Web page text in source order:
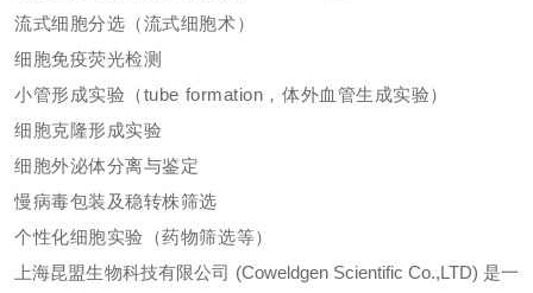
流式细胞分选（流式细胞术）
细胞免疫荧光检测
小管形成实验（tube formation，体外血管生成实验）
细胞克隆形成实验
细胞外泌体分离与鉴定
慢病毒包装及稳转株筛选
个性化细胞实验（药物筛选等）
上海昆盟生物科技有限公司 (Coweldgen Scientific Co.,LTD) 是一